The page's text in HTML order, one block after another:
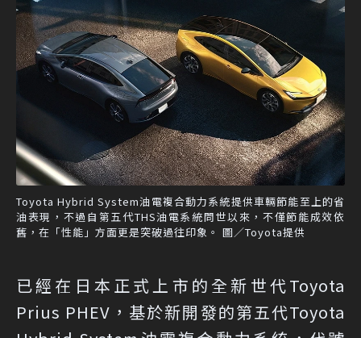
Toyota Hybrid System油電複合動力系統提供車輛節能至上的省
油表現，不過自第五代THS油電系統問世以來，不僅節能成效依
舊，在「性能」方面更是突破過往印象。 圖／Toyota提供
已經在日本正式上市的全新世代Toyota
Prius PHEV，基於新開發的第五代Toyota